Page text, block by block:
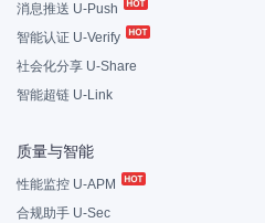
消息推送 U-Push
智能认证 U-Verify
社会化分享 U-Share
智能超链 U-Link
质量与智能
性能监控 U-APM
合规助手 U-Sec